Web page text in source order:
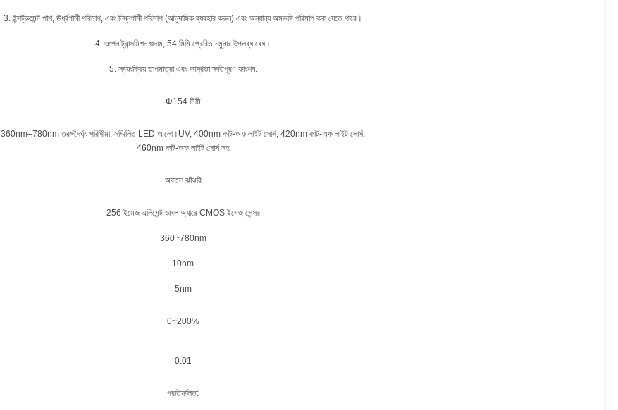
3. ইন্সট্রুমেন্ট পাশ, ঊর্ধ্বগামী পরিমাপ, এবং নিম্নগামী পরিমাপ (আনুষাঙ্গিক ব্যবহার করুন) এবং অন্যান্য অঙ্গভঙ্গি পরিমাপ করা যেতে পারে।
4. ওপেন ট্রান্সমিশন গুদাম, 54 মিমি প্রেরিত নমুনার উপলব্ধ বেধ।
5. স্বয়ংক্রিয় তাপমাত্রা এবং আর্দ্রতা ক্ষতিপূরণ ফাংশন.
Φ154 মিমি
360nm–780nm তরঙ্গদৈর্ঘ্য পরিসীমা, সম্মিলিত LED আলো।UV, 400nm কাট-অফ লাইট সোর্স, 420nm কাট-অফ লাইট সোর্স,
460nm কাট-অফ লাইট সোর্স সহ
অবতল ঝাঁঝরি
256 ইমেজ এলিমেন্ট ডাবল অ্যারে CMOS ইমেজ সেন্সর
360~780nm
10nm
5nm
0~200%
0.01
প্রতিফলিত: